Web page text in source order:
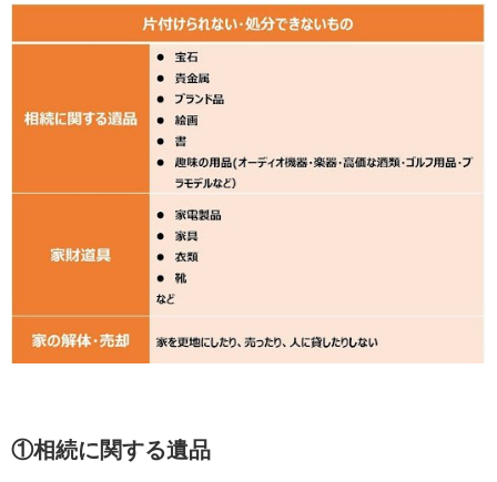
①相続に関する遺品